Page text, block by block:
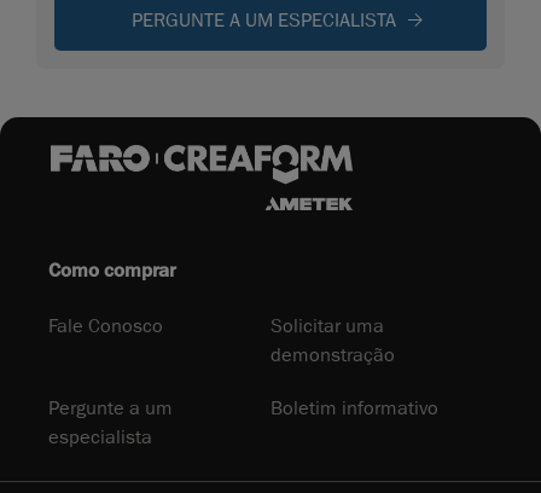
PERGUNTE A UM ESPECIALISTA
Como comprar
Fale Conosco
Solicitar uma
demonstração
Pergunte a um
especialista
Boletim informativo